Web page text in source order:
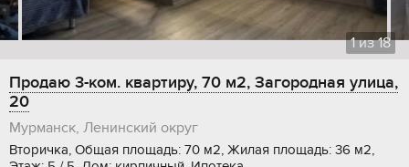
1из18
Продаю 3-ком. квартиру, 70 м2, Загородная улица,
20
Мурманск, Ленинский округ
Вторичка, Общая площадь: 70 м2, Жилая площадь: 36 м2,